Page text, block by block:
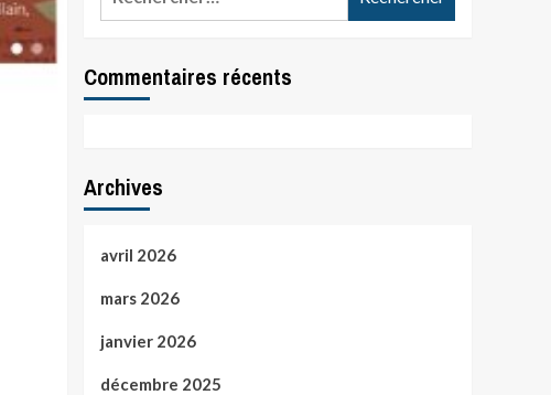
Commentaires récents
Archives
avril 2026
mars 2026
janvier 2026
décembre 2025